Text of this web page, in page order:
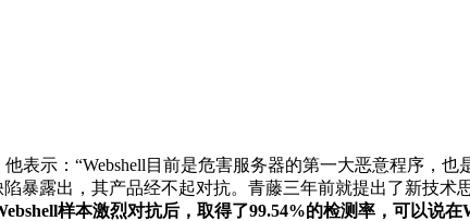
表示：“Webshell目前是危害服务器的第一大恶意程序，
暴露出，其产品经不起对抗。青藤三年前就提出了新技术
样本激烈对抗后，取得了99.54%的检测率，可以说在